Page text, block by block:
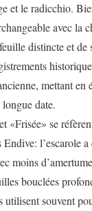
et le radicchio.
avec la
distincte et de
mettant en
date.
«Frisée» se
l’escarole
moins
bouclées
utilisent souvent